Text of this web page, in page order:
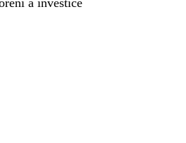
a investice